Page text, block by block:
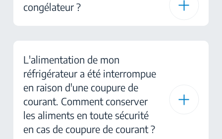
congélateur ?
L'alimentation de mon
réfrigérateur a été interrompue
en raison d'une coupure de
courant. Comment conserver
les aliments en toute sécurité
en cas de coupure de courant ?